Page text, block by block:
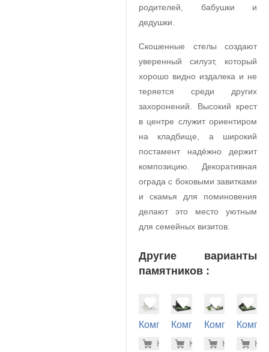
родителей, бабушки и
дедушки.
Скошенные стелы создают
уверенный силуэт, который
хорошо видно издалека и не
теряется среди других
захоронений. Высокий крест
в центре служит ориентиром
на кладбище, а широкий
постамент надёжно держит
композицию. Декоративная
ограда с боковыми завитками
и скамья для поминовения
делают это место уютным
для семейных визитов.
Другие варианты
памятников :
Комплекс
могилу
-7%
Купить
Комплекс
могилу
-7%
Купить
Комплекс
могилу
-
Купитьмогилу